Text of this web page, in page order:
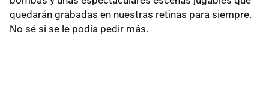
quedarán grabadas en nuestras retinas para siempre.
No sé si se le podía pedir más.